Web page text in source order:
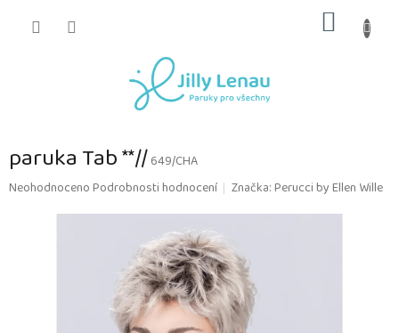
KOŠÍK
paruka Tab **//649/CHA
Průměrné
NeohodnocenoPodrobnosti hodnocení Značka:Perucci by Ellen Wille